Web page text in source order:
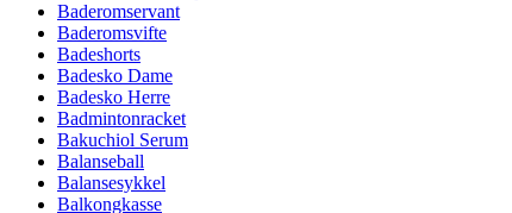
Baderomservant
Baderomsvifte
Badeshorts
Badesko Dame
Badesko Herre
Badmintonracket
Bakuchiol Serum
Balanseball
Balansesykkel
Balkongkasse